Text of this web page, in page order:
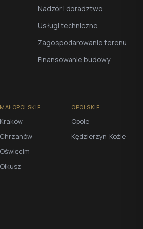
Nadzór i doradztwo
Usługi techniczne
Zagospodarowanie terenu
Finansowanie budowy
MAŁOPOLSKIE
Kraków
Chrzanów
Oświęcim
Olkusz
OPOLSKIE
Opole
Kędzierzyn-Koźle